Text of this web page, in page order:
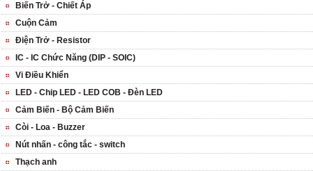
Biến Trở - Chiết Áp
Cuộn Cảm
Điện Trở - Resistor
IC - IC Chức Năng (DIP - SOIC)
Vi Điều Khiển
LED - Chip LED - LED COB - Đèn LED
Cảm Biến - Bộ Cảm Biến
Còi - Loa - Buzzer
Nút nhấn - công tắc - switch
Thạch anh